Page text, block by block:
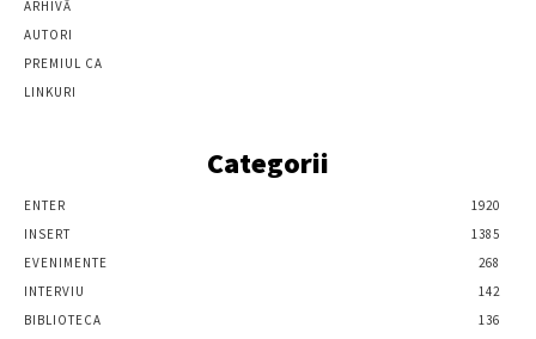
ARHIVĂ
AUTORI
PREMIUL CA
LINKURI
Categorii
ENTER
1920
INSERT
1385
EVENIMENTE
268
INTERVIU
142
BIBLIOTECA
136